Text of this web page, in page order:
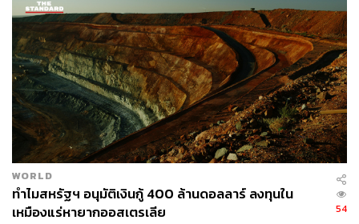
ทรัมป์พูดถึงการเจรจาสันติภาพในอัฟกานิสถานด้วยว่า เขา
กำลังเร่งการเจรจา เพื่อให้บรรลุข้อตกลงทางการเมืองโดย
เร็ว เพื่อที่ว่าสหรัฐฯ จะได้ยุติการมีส่วนร่วมในสงครามที่
ยาวนานที่สุดของสหรัฐฯ
“ทหารของเราต่อสู้อย่างองอาจ และจากความกล้าหาญของ
พวกเขา ทำให้เราสามารถหาทางออกทางการเมือง เพื่อยุติ
ความขัดแย้งนองเลือดที่ดำเนินมานานได้สำเร็จ” ทรัมป์กล่าว
“ถึงเวลาแล้วที่สหรัฐฯ จะต้องพยายามทำให้เกิดข้อตกลง
สันติภาพ”
WORLD
ทำไมสหรัฐฯ อนุมัติเงินกู้ 400 ล้านดอลลาร์ ลงทุนใน
เหมืองแร่หายากออสเตรเลีย
54